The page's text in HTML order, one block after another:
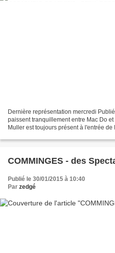
Dernière représentation mercredi
paissent tranquillement entre Mac Do
Muller est toujours présent à l'entrée
COMMINGES - des
Publié le 30/01/2015 à 10:40
Par zedgé